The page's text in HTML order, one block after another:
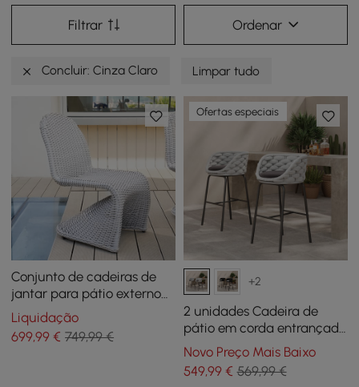
Filtrar Ordenar
Concluir: Cinza Claro Limpar tudo
Conjunto de cadeiras de
jantar para pátio externo
de alumínio costeiro e vime
trançado de 2 peças em
cinza
Liquidação
699,99 € 749,99 €
Ofertas especiais
+2
2 unidades Cadeira de
pátio em corda entrançada
e alumínio 97 cm Conjunto
de bancos de bar com
encosto
Novo Preço Mais Baixo
549,99€ 569,99 €